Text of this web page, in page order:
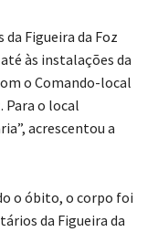
Figueira da Foz
às instalações da
o Comando-local
Para o local
acrescentou a
o óbito, o corpo foi
da Figueira da